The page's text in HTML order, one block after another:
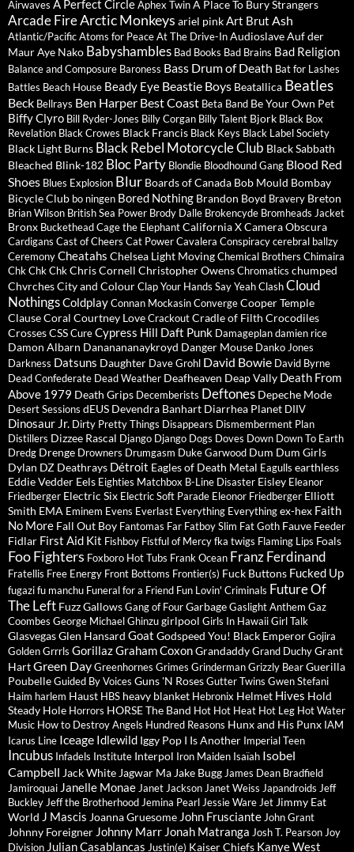
Airwaves A Perfect CircleAphex TwinA Place To Bury Strangers
Arcade FireArctic Monkeys ariel pinkArt Brut Ash
Atlantic/PacificAtoms for PeaceAt The Drive-InAudioslaveAuf der
MaurAye Nako Babyshambles Bad Books Bad Brains Bad Religion
Balance and Composure Baroness Bass Drum of Death Bat for Lashes
Battles Beach House Beady Eye Beastie Boys Beatallica Beatles
Beck Bellrays Ben Harper Best Coast Beta Band Be Your Own Pet
Biffy Clyro Bill Ryder-Jones Billy Corgan Billy Talent Bjork Black Box
Revelation Black Crowes Black Francis Black Keys Black Label Society
Black Light Burns Black Rebel Motorcycle Club Black Sabbath
Bleached Blink-182 Bloc Party Blondie Bloodhound Gang Blood Red
Shoes Blues Explosion Blur Boards of Canada Bob Mould Bombay
Bicycle Club bo ningen Bored Nothing Brandon Boyd Bravery Breton
Brian Wilson British Sea Power Brody Dalle Brokencyde Bromheads Jacket
Bronx BucketheadCage the ElephantCalifornia XCamera Obscura
Cardigans Cast of Cheers Cat PowerCavalera Conspiracycerebral ballzy
CeremonyCheatahs Chelsea Light MovingChemical Brothers Chimaira
Chk Chk ChkChris Cornell Christopher OwensChromatics chumped
ChvrchesCity and ColourClap Your Hands Say YeahClashCloud
NothingsColdplayConnan MockasinConvergeCooper Temple
ClauseCoral Courtney LoveCrackoutCradle of Filth Crocodiles
CrossesCSSCureCypress Hill Daft Punk Damageplandamien rice
Damon Albarn Dananananaykroyd Danger Mouse Danko Jones
Darkness Datsuns Daughter Dave Grohl David Bowie David Byrne
Dead Confederate Dead Weather Deafheaven Deap Vally Death From
Above 1979 Death Grips Decemberists Deftones Depeche Mode
Desert Sessions dEUS Devendra Banhart Diarrhea Planet DIIV
Dinosaur Jr. Dirty Pretty Things Disappears Dismemberment Plan
Distillers Dizzee Rascal Django Django Dogs Doves Down Down To Earth
Dredg Drenge Drowners Drumgasm Duke Garwood Dum Dum Girls
Dylan DZ Deathrays Détroit Eagles of Death Metal Eagulls earthless
Eddie Vedder Eels Eighties Matchbox B-Line Disaster Eisley Eleanor
Friedberger Electric Six Electric Soft Parade Eleonor Friedberger Elliott
Smith EMA Eminem Evens Everlast Everything Everythingex-hex Faith
No More Fall Out Boy Fantomas Far Fatboy Slim Fat Goth Fauve Feeder
Fidlar First Aid Kit Fishboy Fistful of Mercyfka twigs Flaming Lips Foals
Foo Fighters Foxboro Hot Tubs Frank Ocean Franz Ferdinand
Fratellis Free Energy Front Bottoms Frontier(s) Fuck Buttons Fucked Up
fugazifu manchu Funeral for a Friend Fun Lovin' Criminals Future Of
The Left FuzzGallowsGang of FourGarbageGaslight Anthem Gaz
Coombes George MichaelGhinzugirlpool Girls In HawaiiGirl Talk
GlasvegasGlen Hansard Goat Godspeed You! Black EmperorGojira
Golden Grrrls GorillazGraham CoxonGrandaddyGrand DuchyGrant
HartGreen DayGreenhornes Grimes GrindermanGrizzly BearGuerilla
PoubelleGuided By Voices Guns 'N RosesGutter Twins Gwen Stefani
Haim harlem Haust HBS heavy blanket Hebronix Helmet Hives Hold
Steady Hole Horrors HORSE The Band Hot Hot Heat Hot Leg Hot Water
Music How to Destroy Angels Hundred Reasons Hunx and His Punx IAM
Icarus Line Iceage Idlewild Iggy Pop I Is Another Imperial Teen
Incubus Infadels Institute Interpol Iron Maiden Isaïah Isobel
Campbell Jack White Jagwar Ma Jake Bugg James Dean Bradfield
Jamiroquai Janelle Monae Janet Jackson Janet Weiss Japandroids Jeff
Buckley Jeff the Brotherhood Jemina Pearl Jessie Ware Jet Jimmy Eat
World J Mascis Joanna Gruesome John Frusciante John Grant
Johnny Foreigner Johnny Marr Jonah Matranga Josh T. Pearson Joy
Division Julian Casablancas Justin(e) Kaiser Chiefs Kanye West